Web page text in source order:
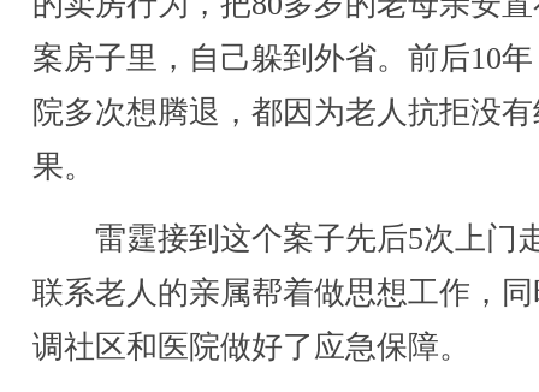
案房子里，自己躲到外省。前后10
院多次想腾退，都因为老人抗拒没
果。
雷霆接到这个案子先后5次上门
联系老人的亲属帮着做思想工作，
调社区和医院做好了应急保障。